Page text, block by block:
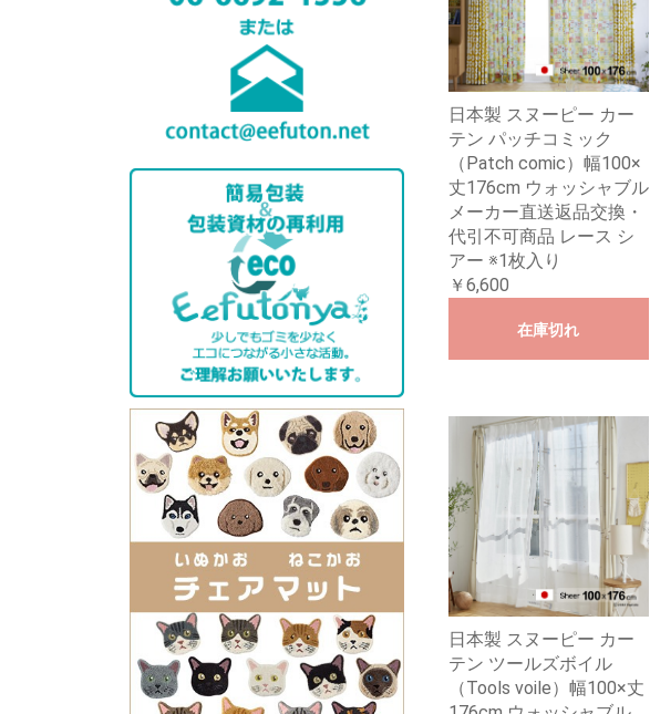
日本製 スヌーピー カー
テン パッチコミック
（Patch comic）幅100×
丈176cm ウォッシャブル
メーカー直送返品交換・
代引不可商品 レース シ
アー ※1枚入り
￥6,600
在庫切れ
日本製 スヌーピー カー
テン ツールズボイル
（Tools voile）幅100×丈